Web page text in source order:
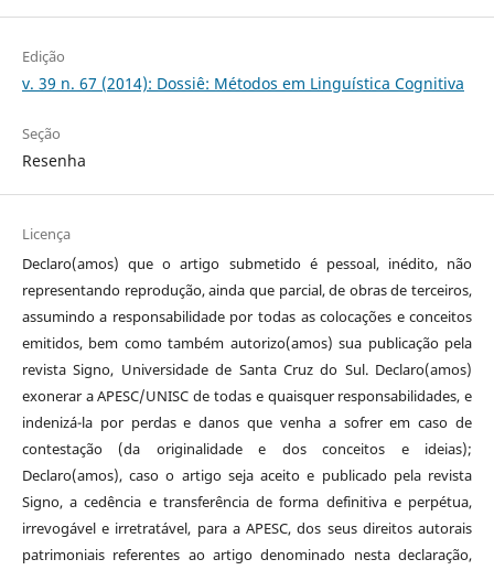
Edição
v. 39 n. 67 (2014): Dossiê: Métodos em Linguística Cognitiva
Seção
Resenha
Licença
Declaro(amos) que o artigo submetido é pessoal, inédito, não
representando reprodução, ainda que parcial, de obras de terceiros,
assumindo a responsabilidade por todas as colocações e conceitos
emitidos, bem como também autorizo(amos) sua publicação pela
revista Signo, Universidade de Santa Cruz do Sul. Declaro(amos)
exonerar a APESC/UNISC de todas e quaisquer responsabilidades, e
indenizá-la por perdas e danos que venha a sofrer em caso de
contestação (da originalidade e dos conceitos e ideias);
Declaro(amos), caso o artigo seja aceito e publicado pela revista
Signo, a cedência e transferência de forma definitiva e perpétua,
irrevogável e irretratável, para a APESC, dos seus direitos autorais
patrimoniais referentes ao artigo denominado nesta declaração,